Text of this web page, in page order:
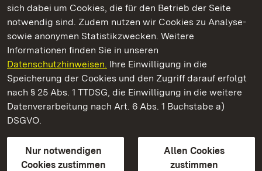
sich dabei um Cookies, die für den Betrieb der Seite
notwendig sind. Zudem nutzen wir Cookies zu Analyse-
sowie anonymen Statistikzwecken. Weitere
Informationen finden Sie in unseren
Datenschutzhinweisen. Ihre Einwilligung in die
Speicherung der Cookies und den Zugriff darauf erfolgt
nach § 25 Abs. 1 TTDSG, die Einwilligung in die weitere
Datenverarbeitung nach Art. 6 Abs. 1 Buchstabe a)
DSGVO.
Nur notwendigen
Cookies zustimmen
Allen Cookies
zustimmen
Staatliche Schlösser und Gärten Baden‑Württemberg
Staatliche Schlösser und Gärten Baden-Württemberg
Kontakt
GebärdenspracheLeichte Sprache
Erklärung zur Barrierefreiheit
BITV-konform (geprüfte Seiten)